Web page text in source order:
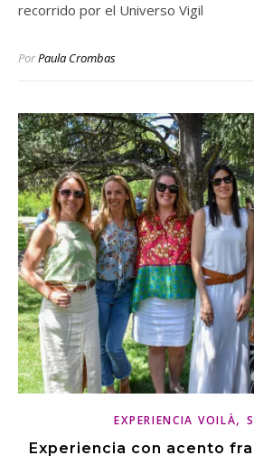
recorrido por el Universo Vigil
PorPaula Crombas
EXPERIENCIA VOILÀ,
Experiencia con acento